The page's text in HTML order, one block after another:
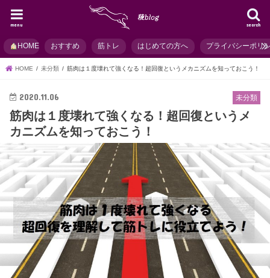
search
menu
HOME おすすめ 筋トレ はじめての方へ プライバシーポリ
HOME 未分類 筋肉は１度壊れて強くなる！超回復というメカニズムを知っておこう！
未分類
2020.11.06
筋肉は１度壊れて強くなる！超回復というメ
カニズムを知っておこう！